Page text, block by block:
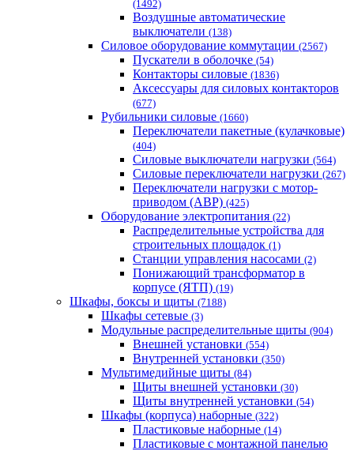
(1492)
Воздушные автоматические
выключатели (138)
Силовое оборудование коммутации (2567)
Пускатели в оболочке (54)
Контакторы силовые (1836)
Аксессуары для силовых контакторов
(677)
Рубильники силовые (1660)
Переключатели пакетные (кулачковые)
(404)
Силовые выключатели нагрузки (564)
Cиловые переключатели нагрузки (267)
Переключатели нагрузки с мотор-
приводом (АВР) (425)
Оборудование электропитания (22)
Распределительные устройства для
строительных площадок (1)
Станции управления насосами (2)
Понижающий трансформатор в
корпусе (ЯТП) (19)
Шкафы, боксы и щиты (7188)
Шкафы сетевые (3)
Модульные распределительные щиты (904)
Внешней установки (554)
Внутренней установки (350)
Мультимедийные щиты (84)
Щиты внешней установки (30)
Щиты внутренней установки (54)
Шкафы (корпуса) наборные (322)
Пластиковые наборные (14)
Пластиковые с монтажной панелью